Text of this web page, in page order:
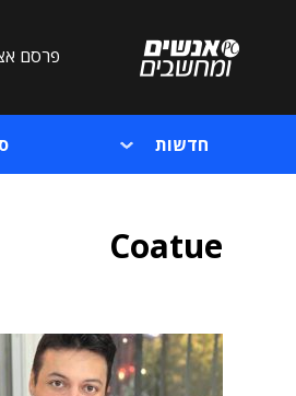
פרסם
חדשות
Coatue